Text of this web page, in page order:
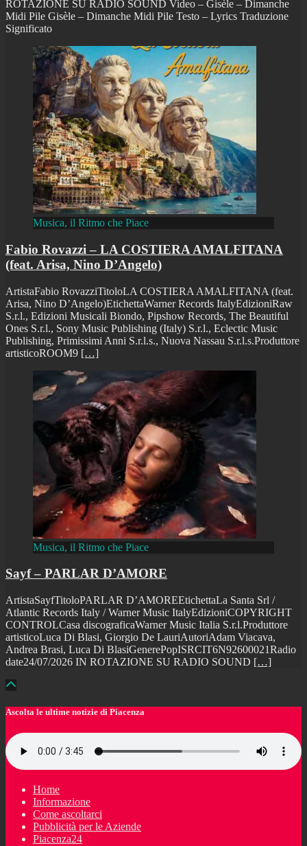
ROTAZIONE SU RADIO SOUND Video – Gisèle – Dimanche
Midi Pile Gisèle – Dimanche Midi Pile Testo – Lyrics Traduzione
Significato
Musica, il Ritmo che Piace
Fabio Rovazzi – LA COSTIERA AMALFITANA
(feat. Arisa, Nino D’Angelo)
ArtistaFabio RovazziTitoloLA COSTIERA AMALFITANA (feat.
Arisa, Nino D’Angelo)EtichettaWarner Records ItalyEdizioniRaw
S.r.l., Edizioni Musicali Biondo, Pipshow Records, The Beautiful
Ones S.r.l., Sony Music Publishing (Italy) S.r.l., Eclectic Music
Publishing, Primissimi Anni S.r.l.s., Nuova Nassau S.r.l.s.Produttore
artisticoROOM9 […]
Musica, il Ritmo che Piace
Sayf – PARLAR D’AMORE
ArtistaSayfTitoloPARLAR D’AMOREEtichettaLa Santa Srl /
Atlantic Records Italy / Warner Music ItalyEdizioniCOPYRIGHT
CONTROLCasa discograficaWarner Music Italia S.r.l.Produttore
artisticoLuca Di Blasi, Giorgio De LauriAutoriAdam Viacava,
Andrea Brasi, Luca Di BlasiGenerePopISRCIT6N92600021Radio
date24/07/2026 IN ROTAZIONE SU RADIO SOUND […]
Ascolta le ultime notizie di Piacenza
Home
Informazione
Come ascoltarci
Pubblicità per le Aziende
Piacenza24